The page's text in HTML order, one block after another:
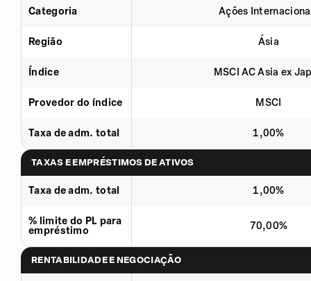
Categoria Ações
Região Ásia
Índice MSCI AC Asia ex
Provedor do índice MSCI
Taxa de adm. total 1,00%
TAXAS E EMPRÉSTIMOS DE ATIVOS
Taxa de adm. total 1,00%
% limite do PL para
empréstimo
70,00%
RENTABILIDADE E NEGOCIAÇÃO